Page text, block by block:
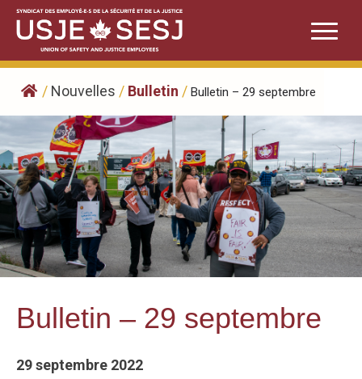
Skip
content
/ Nouvelles / Bulletin / Bulletin – 29 septembre
Bulletin – 29 septembre
29 septembre 2022